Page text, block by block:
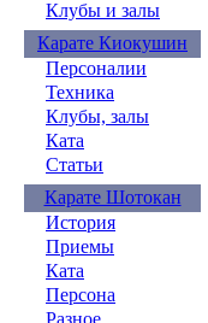
Клубы и залы
Карате Киокушин
Персоналии
Техника
Клубы, залы
Ката
Статьи
Карате Шотокан
История
Приемы
Ката
Персона
Разное